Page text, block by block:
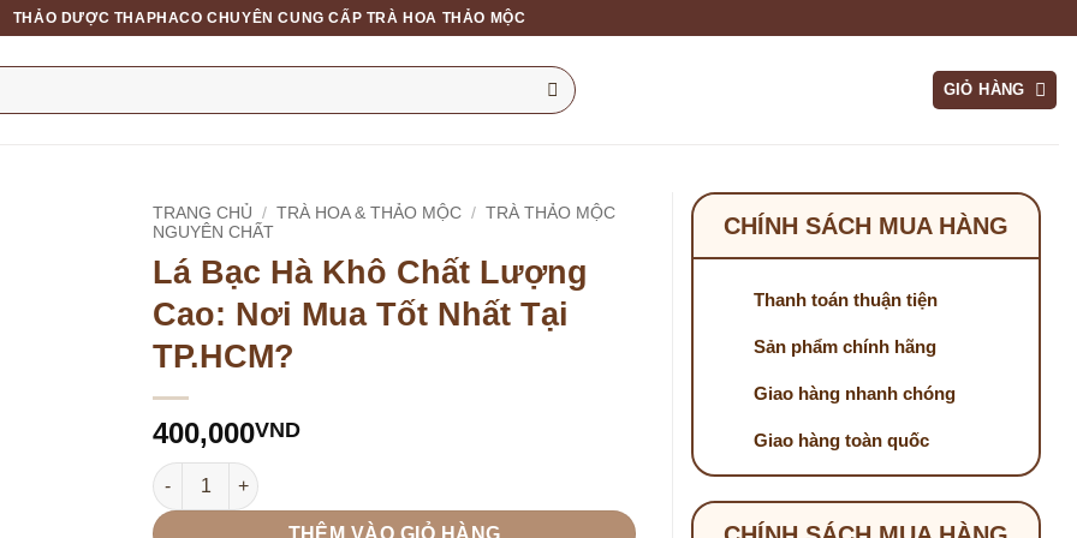
THẢO DƯỢC THAPHACO CHUYÊN CUNG CẤP TRÀ HOA THẢO MỘC
GIỎ HÀNG
TRANG CHỦ / TRÀ HOA & THẢO MỘC / TRÀ THẢO MỘC
NGUYÊN CHẤT
Lá Bạc Hà Khô Chất Lượng
Cao: Nơi Mua Tốt Nhất Tại
TP.HCM?
400,000VND
Lá Bạc Hà Khô Chất Lượng Cao: Nơi Mua Tốt Nhất Tại TP.HCM? số lượng
THÊM VÀO GIỎ HÀNG
CHÍNH SÁCH MUA HÀNG
Thanh toán thuận tiện
Sản phẩm chính hãng
Giao hàng nhanh chóng
Giao hàng toàn quốc